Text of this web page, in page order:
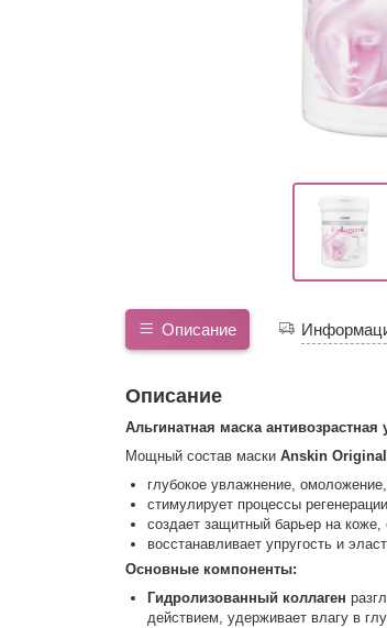
Описание
Описание
Альгинатная маска
Мощный состав маски Anskin
глубокое увлажнение,
стимулирует процессы
cоздает защитный барьер на коже,
восстанавливает упругость и
Основные компоненты:
Гидролизованный коллаген
действием, удерживает влагу в